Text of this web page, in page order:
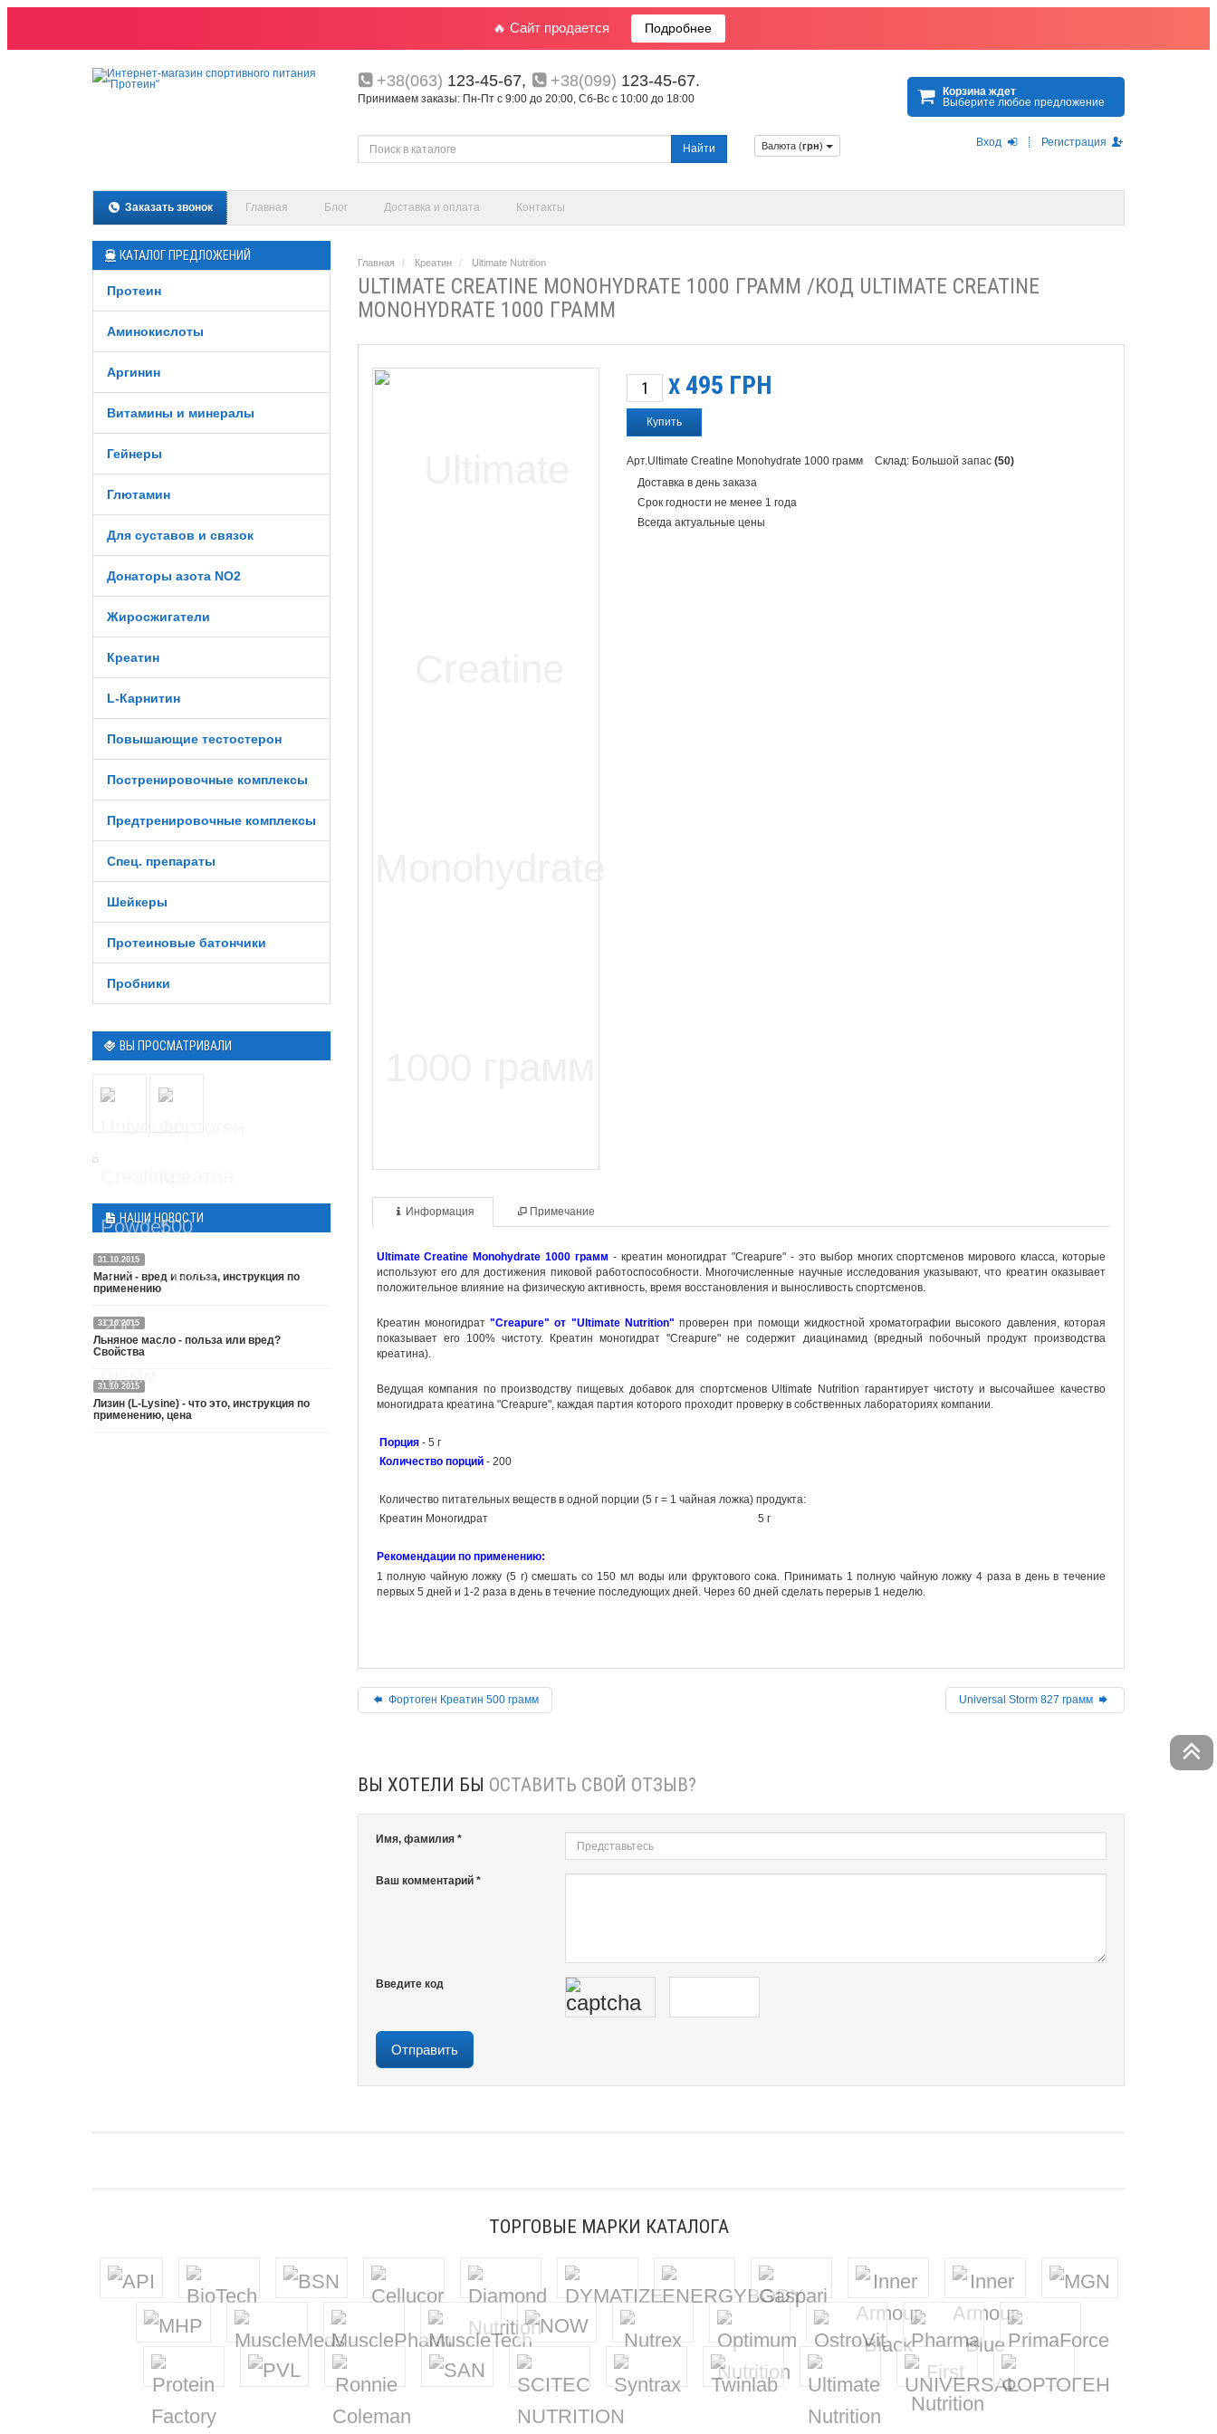
🔥 Сайт продается Подробнее
+38(063) 123-45-67, +38(099) 123-45-67.
Принимаем заказы: Пн-Пт с 9:00 до 20:00, Сб-Вс с 10:00 до 18:00
Корзина ждет
Выберите любое предложение
Найти Вход Регистрация
Валюта (грн)
Заказать звонок Главная Блог Доставка и оплата Контакты
КАТАЛОГ ПРЕДЛОЖЕНИЙ
Протеин
Аминокислоты
Аргинин
Витамины и минералы
Гейнеры
Глютамин
Для суставов и связок
Донаторы азота NO2
Жиросжигатели
Креатин
L-Карнитин
Повышающие тестостерон
Постренировочные комплексы
Предтренировочные комплексы
Спец. препараты
Шейкеры
Протеиновые батончики
Пробники
ВЫ ПРОСМАТРИВАЛИ
НАШИ НОВОСТИ
31.10.2015
Магний - вред и польза, инструкция по
применению
31.10.2015
Льняное масло - польза или вред?
Свойства
Преимущество льняного масла - это
наличие в его составе альфа-
31.10.2015
Лизин (L-Lysine) - что это, инструкция по
применению, цена
Главная Креатин Ultimate Nutrition
ULTIMATE CREATINE MONOHYDRATE 1000 ГРАММ /КОД ULTIMATE CREATINE
MONOHYDRATE 1000 ГРАММ
X 495 ГРН
Арт.Ultimate Creatine Monohydrate 1000 грамм Склад: Большой запас(50)
Доставка в день заказа
Срок годности не менее 1 года
Всегда актуальные цены
Информация Примечание
Ultimate Creatine Monohydrate 1000 грамм - креатин моногидрат "Creapure" - это выбор многих спортсменов мирового класса, которые
используют его для достижения пиковой работоспособности. Многочисленные научные исследования указывают, что креатин оказывает
положительное влияние на физическую активность, время восстановления и выносливость спортсменов.
Креатин моногидрат"Creapure" от "Ultimate Nutrition" проверен при помощи жидкостной хроматографии высокого давления, которая
показывает его 100% чистоту. Креатин моногидрат "Creapure" не содержит диацинамид (вредный побочный продукт производства
креатина).
Ведущая компания по производству пищевых добавок для спортсменов Ultimate Nutrition гарантирует чистоту и высочайшее качество
моногидрата креатина "Creapure", каждая партия которого проходит проверку в собственных лабораториях компании.
Порция- 5 г
Количество порций- 200
Количество питательных веществ в одной порции (5 г = 1 чайная ложка) продукта:
Креатин Моногидрат
5 г
Рекомендации по применению:
1 полную чайную ложку (5 г) смешать со 150 мл воды или фруктового сока. Принимать 1 полную чайную ложку 4 раза в день в течение
первых 5 дней и 1-2 раза в день в течение последующих дней. Через 60 дней сделать перерыв 1 неделю.
Фортоген Креатин 500 грамм Universal Storm 827 грамм
ВЫ ХОТЕЛИ БЫ ОСТАВИТЬ СВОЙ ОТЗЫВ?
Имя, фамилия *
Ваш комментарий *
Введите код
ТОРГОВЫЕ МАРКИ КАТАЛОГА